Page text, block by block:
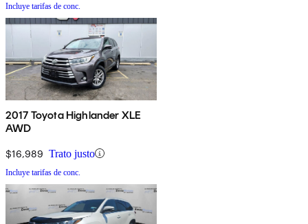
Incluye tarifas de conc.
2017 Toyota Highlander XLE
AWD
$16,989 Trato justo
Incluye tarifas de conc.